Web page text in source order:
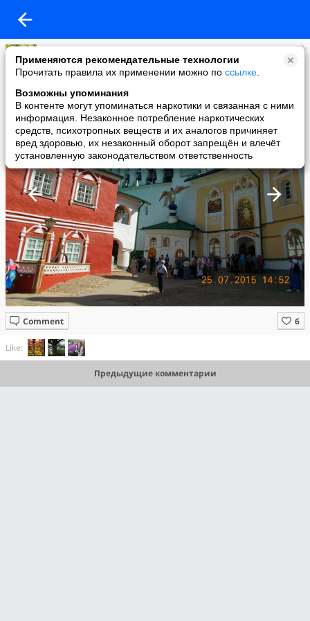
Применяются рекомендательные технологии
Прочитать правила их применении можно по ссылке
Возможны упоминания
В контенте могут упоминаться наркотики и связанная с ними
информация. Незаконное потребление наркотических
средств, психотропных веществ и их аналогов причиняет
вред здоровью, их незаконный оборот запрещён и влечёт
установленную законодательством ответственность
Лариса
added a photo
27 Jul в 16:51
Comment
Like:
Предыдущие комментарии